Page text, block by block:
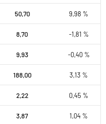
50,70 9,98 %
8,70 -1,81 %
9,93 -0,40 %
188,00 3,13 %
2,22 0,45 %
3,87 1,04 %